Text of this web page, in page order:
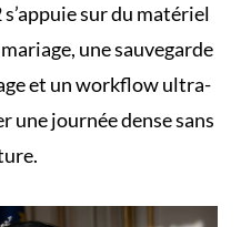
sur du matériel
une sauvegarde
et un workflow ultra-
une journée dense sans